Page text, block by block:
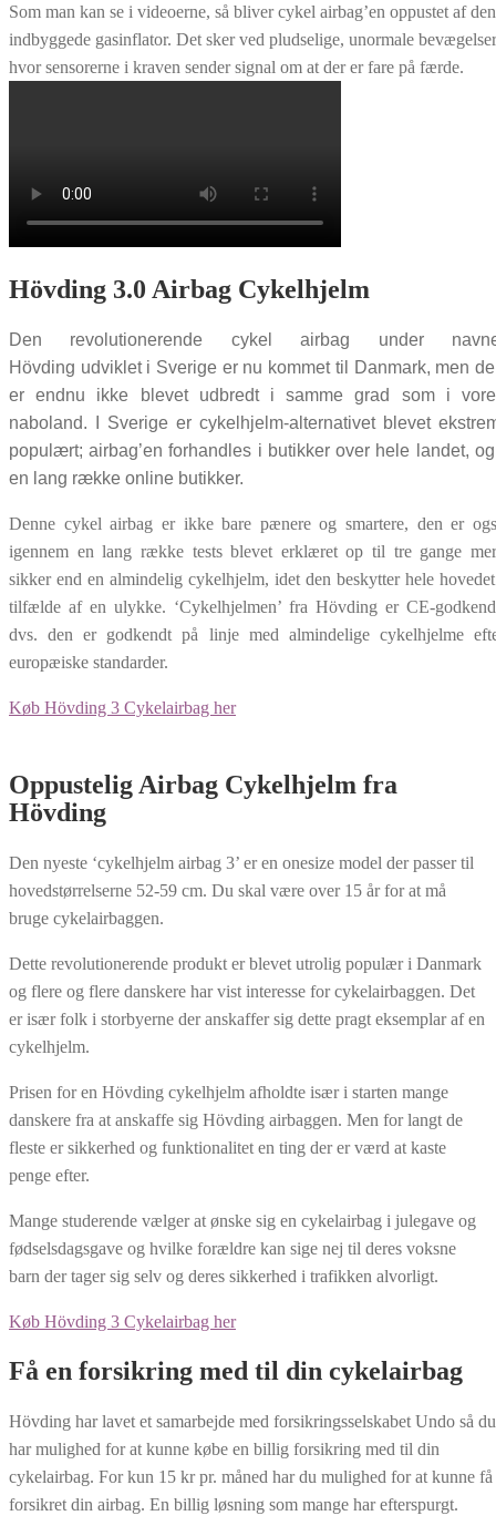
Som man kan se i videoerne, så bliver cykel airbag’en oppustet af den
indbyggede gasinflator. Det sker ved pludselige, unormale
hvor sensorerne i kraven sender signal om at der er fare på færde.
Hövding 3.0 Airbag Cykelhjelm
Den revolutionerende cykel airbag under
Hövding udviklet i Sverige er nu kommet til Danmark, men
er endnu ikke blevet udbredt i samme grad som i
naboland. I Sverige er cykelhjelm-alternativet blevet
populært; airbag’en forhandles i butikker over hele landet,
en lang række online butikker.
Denne cykel airbag er ikke bare pænere og smartere, den er
igennem en lang række tests blevet erklæret op til tre gange
sikker end en almindelig cykelhjelm, idet den beskytter hele
tilfælde af en ulykke. ‘Cykelhjelmen’ fra Hövding er CE-
dvs. den er godkendt på linje med almindelige cykelhjelme
europæiske standarder.
Køb Hövding 3 Cykelairbag her​
Oppustelig Airbag Cykelhjelm fra
Hövding
Den nyeste ‘cykelhjelm airbag 3’ er en onesize model der passer til
hovedstørrelserne 52-59 cm. Du skal være over 15 år for at må
bruge cykelairbaggen.
Dette revolutionerende produkt er blevet utrolig populær i Danmark
og flere og flere danskere har vist interesse for cykelairbaggen. Det
er især folk i storbyerne der anskaffer sig dette pragt eksemplar af en
cykelhjelm.
Prisen for en Hövding cykelhjelm afholdte især i starten mange
danskere fra at anskaffe sig Hövding airbaggen. Men for langt de
fleste er sikkerhed og funktionalitet en ting der er værd at kaste
penge efter.
Mange studerende vælger at ønske sig en cykelairbag i julegave og
fødselsdagsgave og hvilke forældre kan sige nej til deres voksne
barn der tager sig selv og deres sikkerhed i trafikken alvorligt.
Køb Hövding 3 Cykelairbag her​
Få en forsikring med til din cykelairbag
Hövding har lavet et samarbejde med forsikringsselskabet Undo så du
har mulighed for at kunne købe en billig forsikring med til din
cykelairbag. For kun 15 kr pr. måned har du mulighed for at kunne få
forsikret din airbag. En billig løsning som mange har efterspurgt.